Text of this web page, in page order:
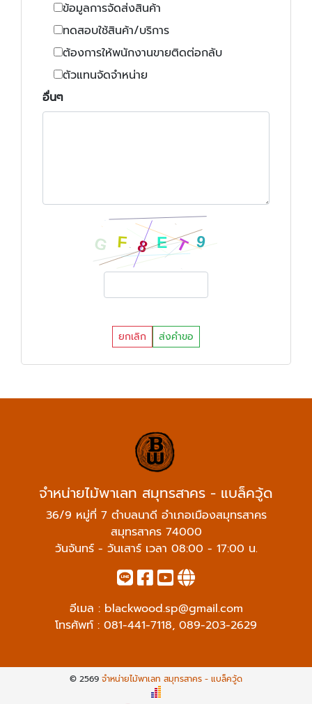
ข้อมูลการจัดส่งสินค้า
ทดสอบใช้สินค้า/บริการ
ต้องการให้พนักงานขายติดต่อกลับ
ตัวแทนจัดจำหน่าย
อื่นๆ
ยกเลิก ส่งคำขอ
จำหน่ายไม้พาเลท สมุทรสาคร - แบล็ควู้ด
36/9 หมู่ที่ 7 ตำบลนาดี อำเภอเมืองสมุทรสาคร
สมุทรสาคร 74000
วันจันทร์ - วันเสาร์ เวลา 08:00 - 17:00 น.
อีเมล : blackwood.sp@gmail.com
โทรศัพท์ : 081-441-7118, 089-203-2629
© 2569 จำหน่ายไม้พาเลท สมุทรสาคร - แบล็ควู้ด